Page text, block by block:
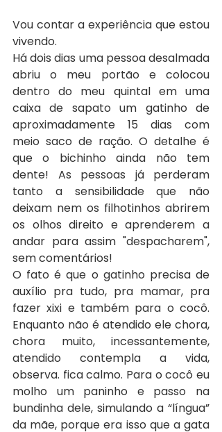
Vou contar a experiência que estou
vivendo.
Há dois dias uma pessoa desalmada
abriu o meu portão e colocou
dentro do meu quintal em uma
caixa de sapato um gatinho de
aproximadamente 15 dias com
meio saco de ração. O detalhe é
que o bichinho ainda não tem
dente! As pessoas já perderam
tanto a sensibilidade que não
deixam nem os filhotinhos abrirem
os olhos direito e aprenderem a
andar para assim "despacharem",
sem comentários!
O fato é que o gatinho precisa de
auxílio pra tudo, pra mamar, pra
fazer xixi e também para o cocô.
Enquanto não é atendido ele chora,
chora muito, incessantemente,
atendido contempla a vida,
observa. fica calmo. Para o cocô eu
molho um paninho e passo na
bundinha dele, simulando a “língua”
da mãe, porque era isso que a gata